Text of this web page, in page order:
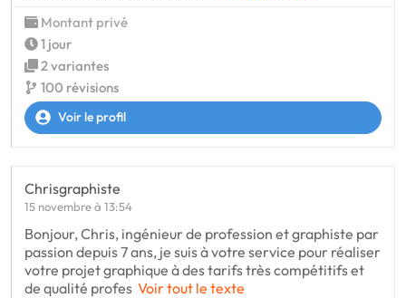
Montant privé
1 jour
2 variantes
100 révisions
Voir le profil
Chrisgraphiste
15 novembre à 13:54
Bonjour, Chris, ingénieur de profession et graphiste par
passion depuis 7 ans, je suis à votre service pour réaliser
votre projet graphique à des tarifs très compétitifs et
de qualité profes Voir tout le texte